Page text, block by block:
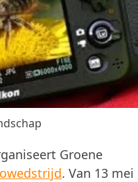
Groene
. Van 13 mei